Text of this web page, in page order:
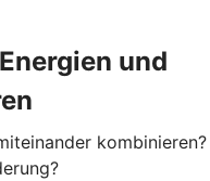
und
kombinieren?